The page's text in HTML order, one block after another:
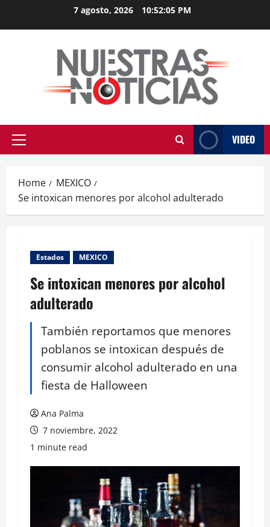
7 agosto, 2026 10:52:05 PM
Primary
VIDEO
Home
MEXICO
Se intoxican menores por alcohol adulterado
Estados MEXICO
Se intoxican menores por alcohol
adulterado
También reportamos que menores
poblanos se intoxican después de
consumir alcohol adulterado en una
fiesta de Halloween
Ana Palma
7 noviembre, 2022
1 minute read